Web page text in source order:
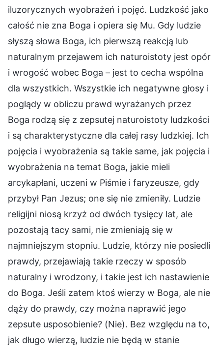
iluzorycznych wyobrażeń i pojęć. Ludzkość jako
całość nie zna Boga i opiera się Mu. Gdy ludzie
słyszą słowa Boga, ich pierwszą reakcją lub
naturalnym przejawem ich naturoistoty jest opór
i wrogość wobec Boga – jest to cecha wspólna
dla wszystkich. Wszystkie ich negatywne głosy i
poglądy w obliczu prawd wyrażanych przez
Boga rodzą się z zepsutej naturoistoty ludzkości
i są charakterystyczne dla całej rasy ludzkiej. Ich
pojęcia i wyobrażenia są takie same, jak pojęcia i
wyobrażenia na temat Boga, jakie mieli
arcykapłani, uczeni w Piśmie i faryzeusze, gdy
przybył Pan Jezus; one się nie zmieniły. Ludzie
religijni niosą krzyż od dwóch tysięcy lat, ale
pozostają tacy sami, nie zmieniają się w
najmniejszym stopniu. Ludzie, którzy nie posiedli
prawdy, przejawiają takie rzeczy w sposób
naturalny i wrodzony, i takie jest ich nastawienie
do Boga. Jeśli zatem ktoś wierzy w Boga, ale nie
dąży do prawdy, czy można naprawić jego
zepsute usposobienie? (Nie). Bez względu na to,
jak długo wierzą, ludzie nie będą w stanie